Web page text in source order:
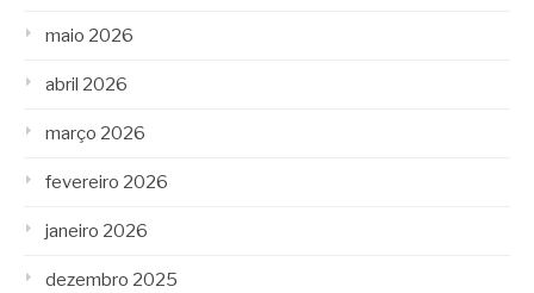
maio 2026
abril 2026
março 2026
fevereiro 2026
janeiro 2026
dezembro 2025